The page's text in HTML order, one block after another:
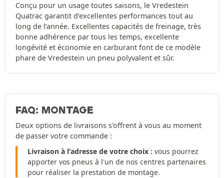
Conçu pour un usage toutes saisons, le Vredestein
Quatrac garantit d’excellentes performances tout au
long de l’année. Excellentes capacités de freinage, très
bonne adhérence par tous les temps, excellente
longévité et économie en carburant font de ce modèle
phare de Vredestein un pneu polyvalent et sûr.
FAQ: MONTAGE
Deux options de livraisons s'offrent à vous au moment
de passer votre commande :
Livraison à l'adresse de votre choix : vous pourrez
apporter vos pneus à l'un de nos centres partenaires
pour réaliser la prestation de montage.